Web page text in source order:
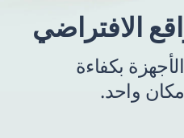
الافتراضي
بكفاءة
واحد.